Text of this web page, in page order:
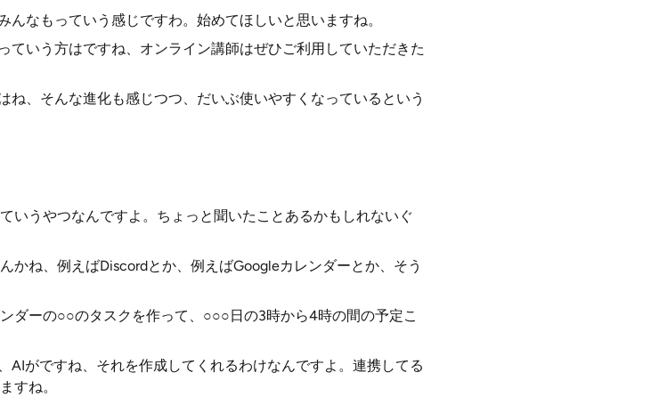
なもっていう感じですわ。始めてほしいと思いますね。
ていう方はですね、オンライン講師はぜひご利用していただきた
ね、そんな進化も感じつつ、だいぶ使いやすくなっているという
いうやつなんですよ。ちょっと聞いたことあるかもしれないぐ
かね、例えばDiscordとか、例えばGoogleカレンダーとか、そう
ダーの○○のタスクを作って、○○○日の3時から4時の間の予定こ
AIがですね、それを作成してくれるわけなんですよ。連携してる
すね。